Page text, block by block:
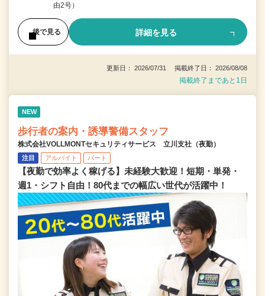
由2号）
後で見る 詳細を見る
更新日： 2026/07/31 掲載終了日： 2026/08/08
掲載終了まであと1日
NEW
歩行者の案内・誘導警備スタッフ
株式会社VOLLMONTセキュリティサービス 立川支社（夜勤）
注目 アルバイト パート
【夜勤で効率よく稼げる】未経験大歓迎！短期・単発・
週1・シフト自由！80代までの幅広い世代が活躍中！